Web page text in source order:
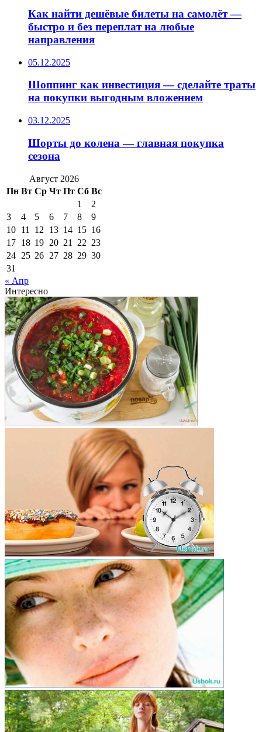
Как найти дешёвые билеты на самолёт —
быстро и без переплат на любые
направления
05.12.2025
Шоппинг как инвестиция — сделайте траты
на покупки выгодным вложением
03.12.2025
Шорты до колена — главная покупка
сезона
Август 2026
Пн Вт Ср Чт Пт Сб Вс
1
2
3
4 5 6 7 8
9
10 11 12 13 14 15 16
17 18 19 20 21 22 23
24 25 26 27 28 29 30
31
« Апр
Интересно